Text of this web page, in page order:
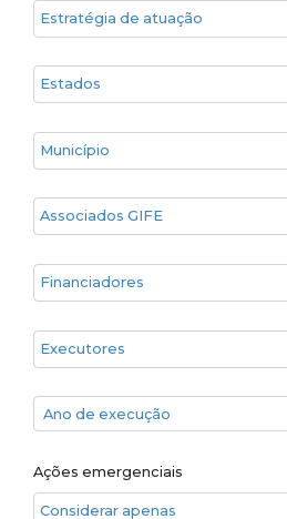
Estratégia de atuação
Estado
Cidade
Associados GIFE
Financiadores
Executores
Ano de execução
Ano de execução
Ações emergenciais
Considerar apenas ações